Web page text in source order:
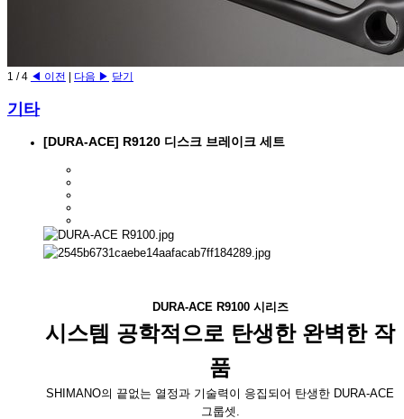
1 /4 ◀ 이전 다음 ▶ 닫기
기타
[DURA-ACE] R9120 디스크 브레이크 세트
DURA-ACE R9100 시리즈
시스템 공학적으로 탄생한 완벽한 작
품
SHIMANO의 끝없는 열정과 기술력이 응집되어 탄생한 DURA-ACE
그룹셋.